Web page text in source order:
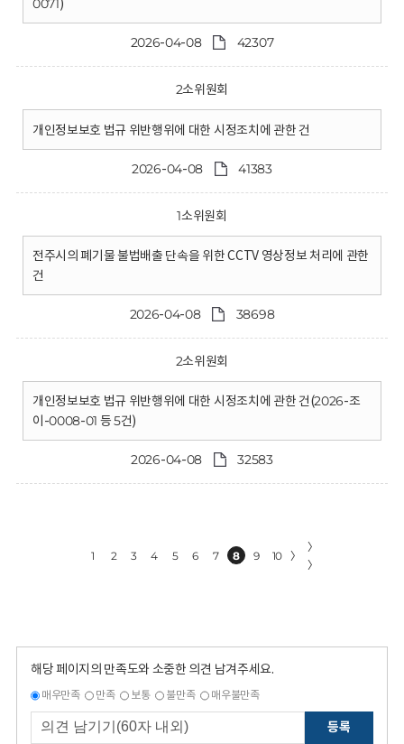
0071)
2026-04-08 42307
2소위원회
개인정보보호 법규 위반행위에 대한 시정조치에 관한 건
2026-04-08 41383
1소위원회
전주시의 폐기물 불법배출 단속을 위한 CCTV 영상정보 처리에 관한
건
2026-04-08 38698
2소위원회
개인정보보호 법규 위반행위에 대한 시정조치에 관한 건(2026-조
이-0008-01 등 5건)
2026-04-08 32583
1 2 3 4 5 6 7 8 9 10 〉
〉
〉
해당 페이지의 만족도와 소중한 의견 남겨주세요.
매우만족 만족 보통 불만족 매우불만족
등록